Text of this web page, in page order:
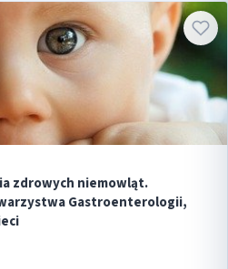
zdrowych niemowląt.
Gastroenterologii,